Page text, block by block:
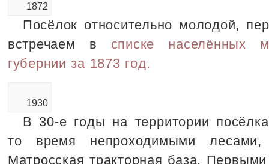
1872
Посёлок относительно молодой,
встречаем в списке населённых
губернии за 1873 год.
1930
В 30-е годы на территории
то время непроходимыми
Матросская тракторная база.